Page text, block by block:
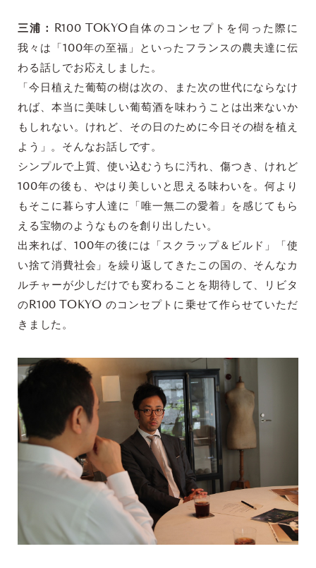
三浦：
R100 TOKYO自体のコンセプトを伺った際に
我々は「100年の至福」といったフランスの農夫達に伝
わる話しでお応えしました。
「今日植えた葡萄の樹は次の、また次の世代にならなけ
れば、本当に美味しい葡萄酒を味わうことは出来ないか
もしれない。けれど、その日のために今日その樹を植え
よう」。そんなお話しです。
シンプルで上質、使い込むうちに汚れ、傷つき、けれど
100年の後も、やはり美しいと思える味わいを。何より
もそこに暮らす人達に「唯一無二の愛着」を感じてもら
える宝物のようなものを創り出したい。
出来れば、100年の後には「スクラップ＆ビルド」「使
い捨て消費社会」を繰り返してきたこの国の、そんなカ
ルチャーが少しだけでも変わることを期待して、リビタ
のR100 TOKYO のコンセプトに乗せて作らせていただ
きました。